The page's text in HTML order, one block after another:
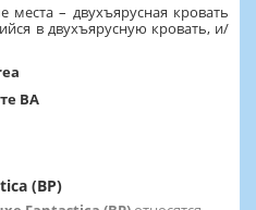
места – двухъярусная кровать
в двухъярусную кровать, и/
BA
(BP)